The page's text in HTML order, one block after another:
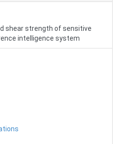
shear strength of sensitive
intelligence system